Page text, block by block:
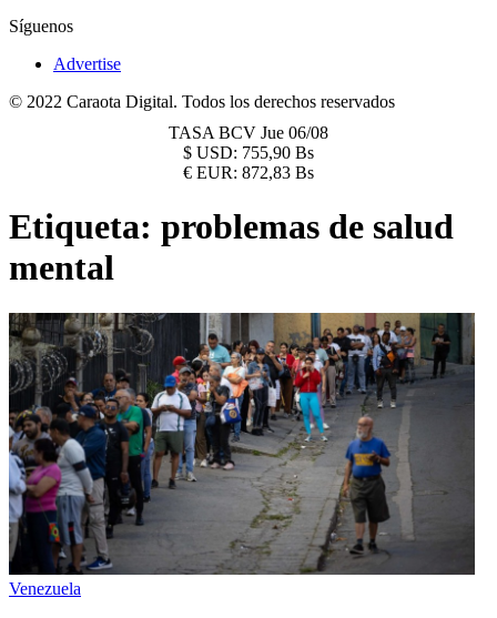
Síguenos
Advertise
© 2022 Caraota Digital. Todos los derechos reservados
TASA BCV Jue 06/08
$ USD: 755,90 Bs
€ EUR: 872,83 Bs
Etiqueta: problemas de salud
mental
Venezuela